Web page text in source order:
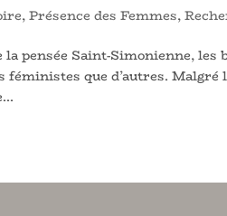
,Présence des Femmes,
pensée Saint-Simonienne, les
que d’autres. Malgré